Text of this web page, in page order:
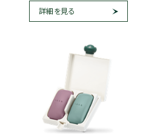
詳細を見る